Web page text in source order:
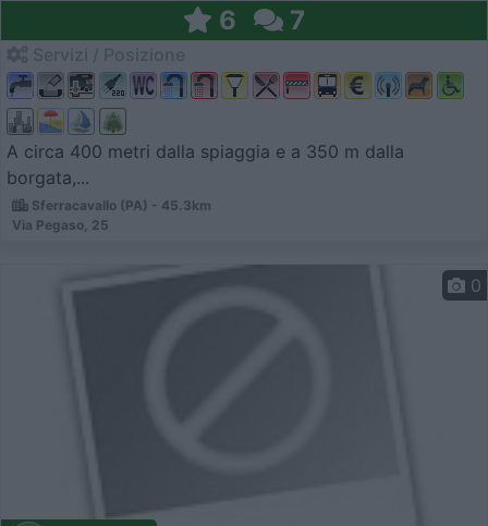
6 7
A circa 400 metri dalla spiaggia e a 350 m dalla
borgata,...
Sferracavallo (PA) - 45.3km
Via Pegaso, 25
0